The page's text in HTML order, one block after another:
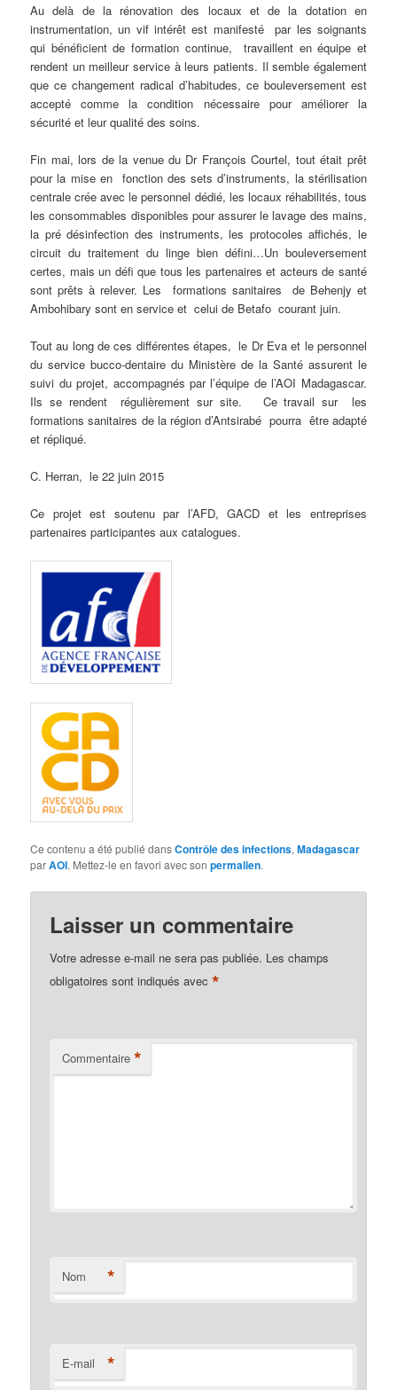
Au delà de la rénovation des locaux et de la dotation en
instrumentation, un vif intérêt est manifesté par les soignants
qui bénéficient de formation continue, travaillent en équipe et
rendent un meilleur service à leurs patients. Il semble également
que ce changement radical d’habitudes, ce bouleversement est
accepté comme la condition nécessaire pour améliorer la
sécurité et leur qualité des soins.
Fin mai, lors de la venue du Dr François Courtel, tout était prêt
pour la mise en fonction des sets d’instruments, la stérilisation
centrale crée avec le personnel dédié, les locaux réhabilités, tous
les consommables disponibles pour assurer le lavage des mains,
la pré désinfection des instruments, les protocoles affichés, le
circuit du traitement du linge bien défini…Un bouleversement
certes, mais un défi que tous les partenaires et acteurs de santé
sont prêts à relever. Les formations sanitaires de Behenjy et
Ambohibary sont en service et celui de Betafo courant juin.
Tout au long de ces différentes étapes, le Dr Eva et le personnel
du service bucco-dentaire du Ministère de la Santé assurent le
suivi du projet, accompagnés par l’équipe de l’AOI Madagascar.
Ils se rendent régulièrement sur site. Ce travail sur les
formations sanitaires de la région d’Antsirabé pourra être adapté
et répliqué.
C. Herran, le 22 juin 2015
Ce projet est soutenu par l’AFD, GACD et les entreprises
partenaires participantes aux catalogues.
Ce contenu a été publié dansContrôle des infections,Madagascar
parAOI. Mettez-le en favori avec sonpermalien.
Laisser un commentaire
Votre adresse e-mail ne sera pas publiée. Les champs
obligatoires sont indiqués avec*
Commentaire *
Nom *
E-mail *